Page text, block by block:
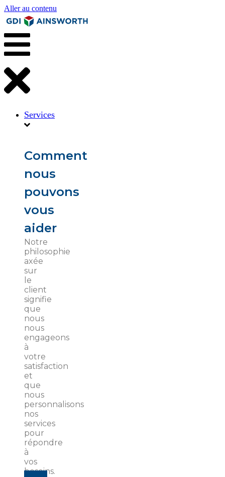
Aller au contenu
Services
Comment
nous
pouvons
vous
aider
Notre
philosophie
axée
sur
le
client
signifie
que
nous
nous
engageons
à
votre
satisfaction
et
que
nous
personnalisons
nos
services
pour
répondre
à
vos
besoins.